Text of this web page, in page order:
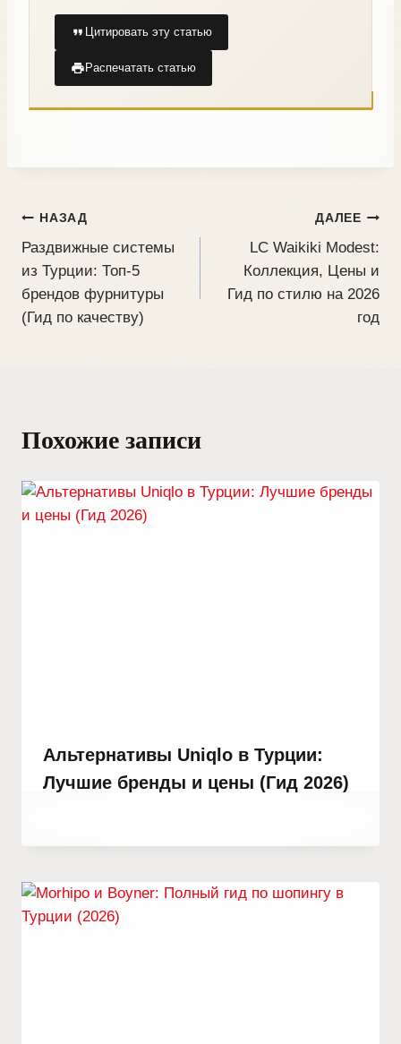
Цитировать эту статью
Распечатать статью
НАЗАД
Раздвижные системы
из Турции: Топ-5
брендов фурнитуры
(Гид по качеству)
ДАЛЕЕ
LC Waikiki Modest:
Коллекция, Цены и
Гид по стилю на 2026
год
Похожие записи
Альтернативы Uniqlo в Турции:
Лучшие бренды и цены (Гид 2026)